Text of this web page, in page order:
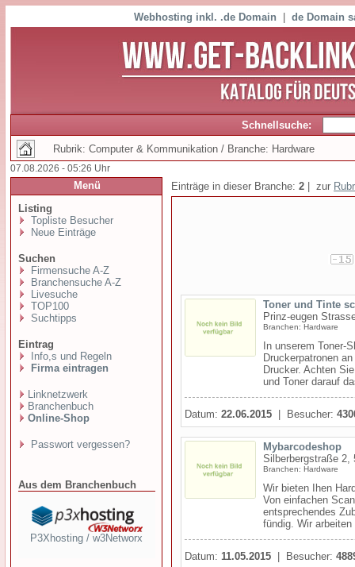
Webhosting inkl. .de Domain de Domain
Schnellsuche:
Rubrik: Computer & Kommunikation / Branche: Hardware
07.08.2026 - 05:26 Uhr
Menü
Listing
Topliste Besucher
Neue Einträge
Suchen
Firmensuche A-Z
Branchensuche A-Z
Livesuche
TOP100
Suchtipps
Eintrag
Info,s und Regeln
Firma eintragen
Linknetzwerk
Branchenbuch
Online-Shop
Passwort vergessen?
Aus dem Branchenbuch
P3Xhosting / w3Networx
Einträge in dieser Branche: 2 | zur
Toner und Tinte
Prinz-eugen
Branchen: Hardware
In unserem Toner-
Druckerpatronen
Drucker. Achten
und Toner darauf
Datum: 22.06.2015 | Besucher:
Mybarcodeshop
Silberbergstraße 2,
Branchen: Hardware
Wir bieten Ihen
Von einfachen
entsprechendes
fündig. Wir arbeiten
Datum: 11.05.2015 | Besucher: